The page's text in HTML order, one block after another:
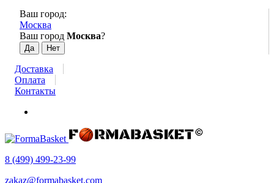
Ваш город:
Москва
Ваш город Москва?
Доставка
Оплата
Контакты
8 (499) 499-23-99
zakaz@formabasket.com